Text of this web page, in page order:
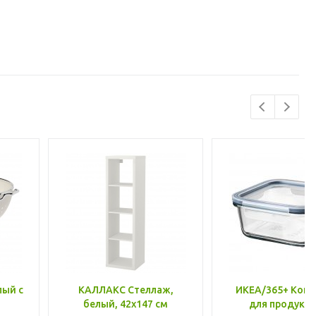
с
КАЛЛАКС Стеллаж,
белый, 42x147 см
ИКЕА/365+
для